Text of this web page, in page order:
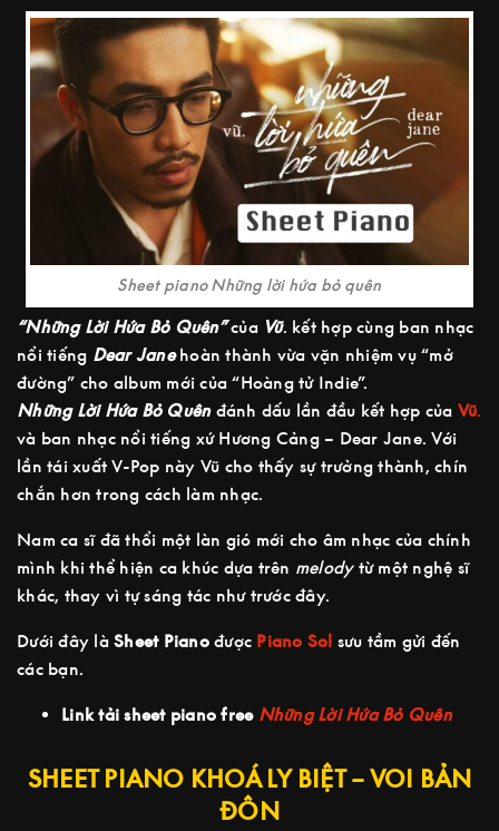
Sheet piano Những lời hứa bỏ quên
“Những Lời Hứa Bỏ Quên” của Vũ. kết hợp cùng ban nhạc
nổi tiếng Dear Janehoàn thành vừa vặn nhiệm vụ “mở
đường” cho album mới của “Hoàng tử Indie”.
Những Lời Hứa Bỏ Quênđánh dấu lần đầu kết hợp của Vũ.
và ban nhạc nổi tiếng xứ Hương Cảng – Dear Jane. Với
lần tái xuất V-Pop này Vũ cho thấy sự trưởng thành, chín
chắn hơn trong cách làm nhạc.
Nam ca sĩ đã thổi một làn gió mới cho âm nhạc của chính
mình khi thể hiện ca khúc dựa trên melodytừ một nghệ sĩ
khác, thay vì tự sáng tác như trước đây.
Dưới đây là Sheet Pianođược Piano Sol sưu tầm gửi đến
các bạn.
Link tải sheet piano free Những Lời Hứa Bỏ Quên
SHEET PIANO KHOÁ LY BIỆT – VOI BẢN
ĐÔN